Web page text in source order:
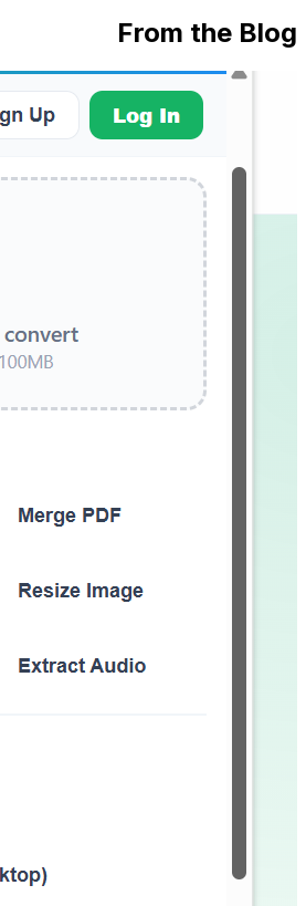
From the Blog